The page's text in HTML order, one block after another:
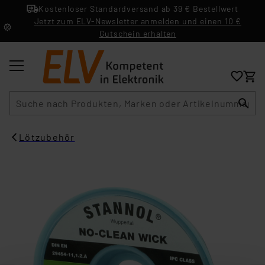
Kostenloser Standardversand ab 39 € Bestellwert
Jetzt zum ELV-Newsletter anmelden und einen 10 €
Gutschein erhalten
Lötzubehör